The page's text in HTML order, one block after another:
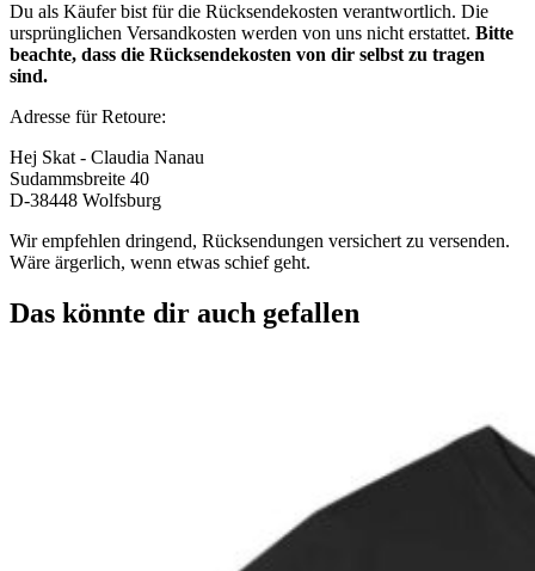
Du als Käufer bist für die Rücksendekosten verantwortlich. Die
ursprünglichen Versandkosten werden von uns nicht erstattet. Bitte
beachte, dass die Rücksendekosten von dir selbst zu tragen
sind.
Adresse für Retoure:
Hej Skat - Claudia Nanau
Sudammsbreite 40
D-38448 Wolfsburg
Wir empfehlen dringend, Rücksendungen versichert zu versenden.
Wäre ärgerlich, wenn etwas schief geht.
Das könnte dir auch gefallen